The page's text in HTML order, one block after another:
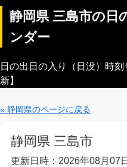
静岡県 三島市の日
ンダー
日の出日の入り（日没）時
新】
« 静岡県のページに戻る
静岡県 三島市
更新日時：2026年08月07